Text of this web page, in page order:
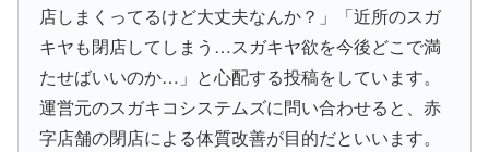
店しまくってるけど大丈夫なんか？」「近所のスガ
キヤも閉店してしまう…スガキヤ欲を今後どこで満
たせばいいのか…」と心配する投稿をしています。
運営元のスガキコシステムズに問い合わせると、赤
字店舗の閉店による体質改善が目的だといいます。